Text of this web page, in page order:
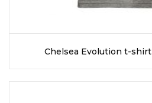
Chelsea Evolution t-shirt